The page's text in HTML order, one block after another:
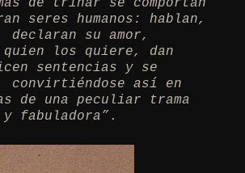
de trinar se comportan
seres humanos: hablan,
declaran su amor,
quien los quiere, dan
sentencias y se
convirtiéndose así en
de una peculiar trama
fabuladora” .